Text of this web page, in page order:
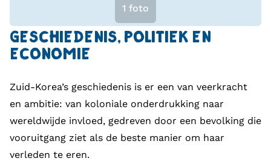
Cultureel gezien is Zuid-Korea een land van
contrasten. Oude waarden zoals respect voor
ouderen, familiebanden en harmonie zijn diep
geworteld in het dagelijks leven, beïnvloed door het
popcultuur explosief gegroeid: K-pop, K-drama’s en
K-beauty hebben wereldwijd invloed en maken deel
uit van de zogenaamde “Korean Wave” (Hallyu).
GESCHIEDENIS, POLITIEK EN
ECONOMIE
Zuid-Korea’s geschiedenis is er een van veerkracht
en ambitie: van koloniale onderdrukking naar
wereldwijde invloed, gedreven door een bevolking die
vooruitgang ziet als de beste manier om haar
verleden te eren.
1 foto